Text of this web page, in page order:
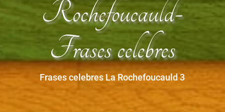
Rochefoucauld-
Frases celebres
Frases celebres La Rochefoucauld 3